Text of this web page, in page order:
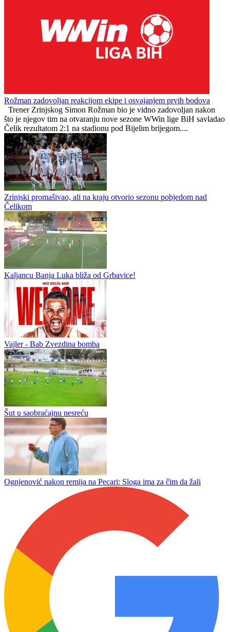
BORAC – VELEŽ: Sastavi i službena lica (tekstualni prenos)
Proleter obilježio vijek postojanja uz spektakl na nebu iznad Teslića
Administrator DC
0 0
Rožman zadovoljan reakcijom ekipe i osvajanjem prvih bodova
Trener Zrinjskog Simon Rožman bio je vidno zadovoljan nakon
Čelik rezultatom 2:1 na stadionu pod Bijelim brijegom....
Zrinjski promašivao, ali na kraju otvorio sezonu pobjedom nad
Čelikom
Kaljancu Banja Luka bliža od Grbavice!
Vajler - Bab Zvezdina bomba
Šut u saobraćajnu nesreću
Ognjenović nakon remija na Pecari: Sloga ima za čim da žali